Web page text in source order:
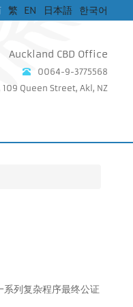
繁 EN 日本語 한국어
Auckland CBD Office
0064-9-3775568
109 Queen Street, Akl, NZ
列复杂程序最终公证